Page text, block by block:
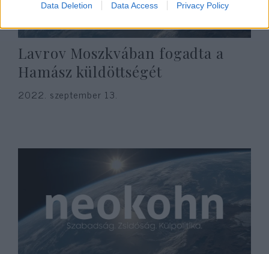
Data Deletion Data Access Privacy Policy
Lavrov Moszkvában fogadta a
Hamász küldöttségét
2022. szeptember 13.